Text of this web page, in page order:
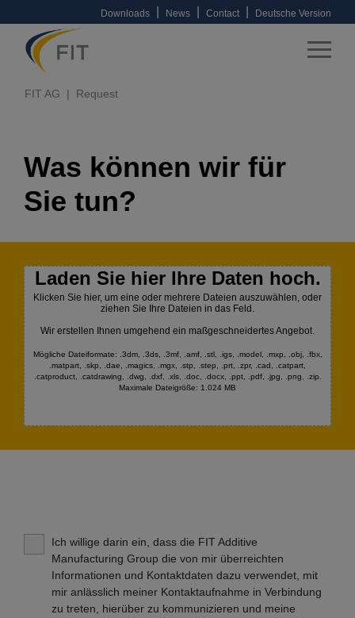
Downloads News Contact Deutsche Version
FIT AG Request
Was können wir für
Sie tun?
Laden Sie hier Ihre Daten hoch.
Klicken Sie hier, um eine oder mehrere Dateien auszuwählen, oder
ziehen Sie Ihre Dateien in das Feld.
Wir erstellen Ihnen umgehend ein maßgeschneidertes Angebot.
Mögliche Dateiformate: .3dm, .3ds, .3mf, .amf, .stl, .igs, .model, .mxp, .obj, .fbx,
.matpart, .skp, .dae, .magics, .mgx, .stp, .step, .prt, .zpr, .cad, .catpart,
.catproduct, .catdrawing, .dwg, .dxf, .xls, .doc, .docx, .ppt, .pdf, .jpg, .png, .zip.
Maximale Dateigröße: 1.024 MB
Ich willige darin ein, dass die FIT Additive
Manufacturing Group die von mir überreichten
Informationen und Kontaktdaten dazu verwendet, mit
mir anlässlich meiner Kontaktaufnahme in Verbindung
zu treten, hierüber zu kommunizieren und meine